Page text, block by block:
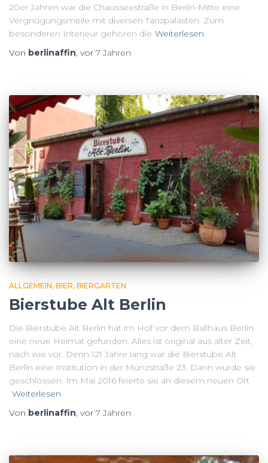
20er Jahren war die Chausseestraße in Berlin-Mitte eine
Vergnügungsmeile mit diversen Tanzpalästen. Zum
besonderen Interieur gehören die Weiterlesen
Von berlinaffin, vor 7 Jahren
ALLGEMEIN BIER BIERGARTEN
Bierstube Alt Berlin
Die Bierstube Alt Berlin hat im Hof vor dem Ballhaus Berlin
eine neue Heimat gefunden. Alles ist original aus alter Zeit,
nach wie vor. Denn 121 Jahre lang war die Bierstube Alt
Berlin eine Institution in der Münzstraße 23. Dann wurde sie
geschlossen. Im Mai 2016 feierte sie an diesem neuen Ort
Weiterlesen
Von berlinaffin, vor 7 Jahren